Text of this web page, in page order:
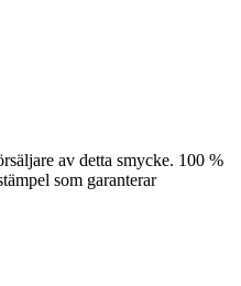
av detta smycke. 100 %
som garanterar